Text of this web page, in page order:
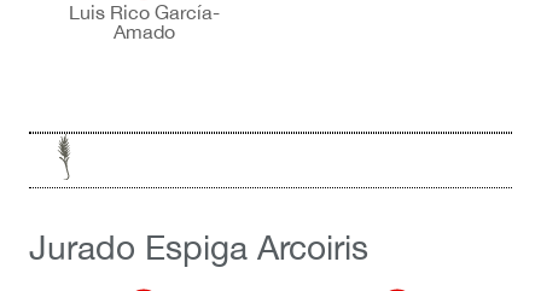
Luis Rico García-
Amado
Jurado Espiga Arcoiris